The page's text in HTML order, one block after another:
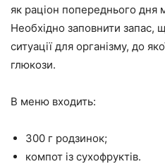
як раціон попереднього дня
Необхідно заповнити запас,
ситуації для організму, до
глюкози.
В меню входить:
300 г родзинок;
компот із сухофруктів.